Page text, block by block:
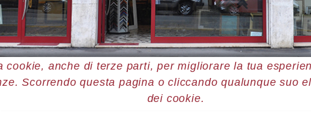
cookie, anche di terze parti, per migliorare la tua
Scorrendo questa pagina o cliccando qualunque suo
dei cookie.
Mostre 2012 Licia Bertin Opere in mostra